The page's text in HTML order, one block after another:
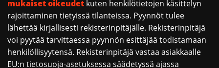
mukaiset oikeudet kuten henkilötietojen käsittelyn
rajoittaminen tietyissä tilanteissa. Pyynnöt tulee
lähettää kirjallisesti rekisterinpitäjälle. Rekisterinpitäjä
voi pyytää tarvittaessa pyynnön esittäjää todistamaan
henkilöllisyytensä. Rekisterinpitäjä vastaa asiakkaalle
EU:n tietosuoja-asetuksessa säädetyssä ajassa